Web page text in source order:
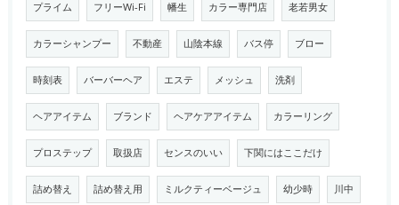
プライム フリーWi-Fi 幡生 カラー専門店 老若男女
カラーシャンプー 不動産 山陰本線 バス停 ブロー
時刻表 バーバーヘア エステ メッシュ 洗剤
ヘアアイテム ブランド ヘアケアアイテム カラーリング
プロステップ 取扱店 センスのいい 下関にはここだけ
詰め替え 詰め替え用 ミルクティーベージュ 幼少時 川中